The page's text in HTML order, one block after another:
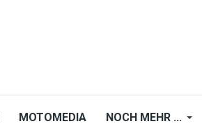
MOTOMEDIA NOCH MEHR ...